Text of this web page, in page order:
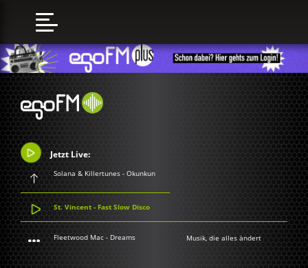
Jetzt Live:
Solana & Killertunes - Okunkun
St. Vincent - Fast Slow Disco
Fleetwood Mac - Dreams Musik, die alles ändert